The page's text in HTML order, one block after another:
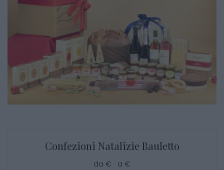
Confezioni Natalizie Bauletto
da € a €